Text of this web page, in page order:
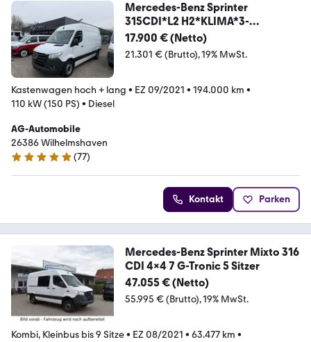
Mercedes-Benz Sprinter
315CDI*L2 H2*KLIMA*3-
SITZER*3.5T AHK
17.900 € (Netto)
21.301 € (Brutto) 19% MwSt.
Kastenwagen hoch + lang • EZ 09/2021 • 194.000 km •
110 kW (150 PS) • Diesel
AG-Automobile
26386 Wilhelmshaven
5 Sterne
(77)
Kontakt Parken
Mercedes-Benz Sprinter Mixto 316
CDI 4x4 7 G-Tronic 5 Sitzer
47.055 € (Netto)
55.995 € (Brutto) 19% MwSt.
Kombi, Kleinbus bis 9 Sitze• EZ 08/2021 • 63.477 km •